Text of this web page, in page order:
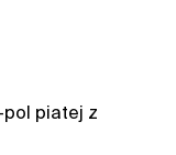
pol piatej z